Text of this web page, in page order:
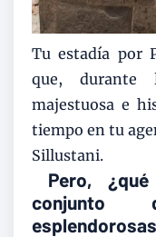
Tu estadía por
que, durante
majestuosa e
tiempo en tu
Sillustani.
Pero,
conjunto